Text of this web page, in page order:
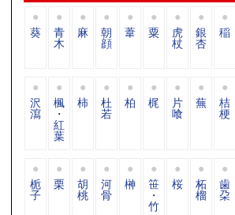
葵 青
木
麻 朝
顔
葦 粟 虎
杖
銀
杏
稲
沢
瀉
楓
・
紅
葉
柿 杜
若
柏 梶 片
喰
蕪 桔
梗
栀
子
栗 胡
桃
河
骨
榊 笹
・
竹
桜 柘
榴
歯
朶